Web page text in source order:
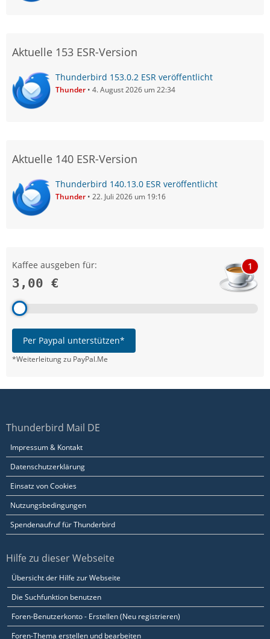
Aktuelle 153 ESR-Version
Thunderbird 153.0.2 ESR veröffentlicht
Thunder 4. August 2026 um 22:34
Aktuelle 140 ESR-Version
Thunderbird 140.13.0 ESR veröffentlicht
Thunder 22. Juli 2026 um 19:16
Kaffee ausgeben für:
3,00 €
1
Per Paypal unterstützen*
*Weiterleitung zu PayPal.Me
Thunderbird Mail DE
Impressum & Kontakt
Datenschutzerklärung
Einsatz von Cookies
Nutzungsbedingungen
Spendenaufruf für Thunderbird
Hilfe zu dieser Webseite
Übersicht der Hilfe zur Webseite
Die Suchfunktion benutzen
Foren-Benutzerkonto - Erstellen (Neu registrieren)
Foren-Thema erstellen und bearbeiten